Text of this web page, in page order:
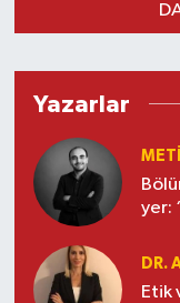
Yazarlar
yer:
DR.
Etik